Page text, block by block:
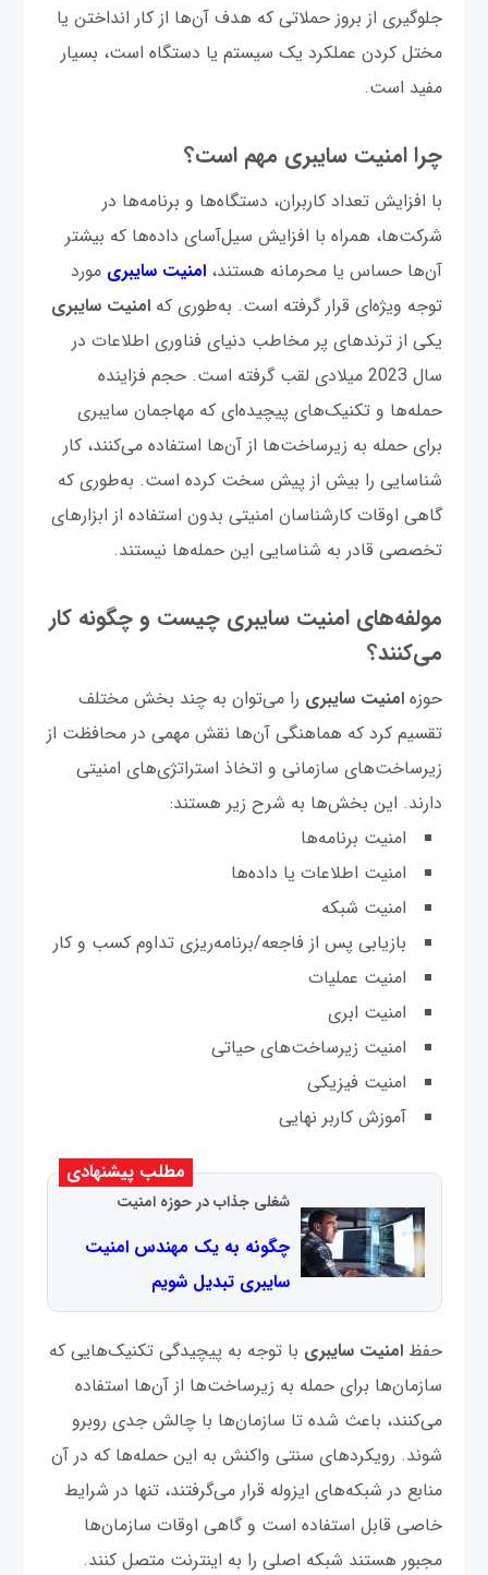
جلوگیری از بروز حملاتی که هدف آن‌ها از کار انداختن یا
مختل کردن عملکرد یک سیستم یا دستگاه است، بسیار
مفید است.
چرا امنیت سایبری مهم است؟
با افزایش تعداد کاربران، دستگاه‌ها و برنامه‌ها در
شرکت‌ها، همراه با افزایش سیل‌آسای داده‌ها که بیشتر
آن‌ها حساس یا محرمانه هستند، امنیت سایبری مورد
توجه ویژه‌ای قرار گرفته است. به‌طوری که امنیت سایبری
یکی از ترندهای پر مخاطب دنیای فناوری اطلاعات در
سال 2023 میلادی لقب گرفته است. حجم فزاینده
حمله‌ها و تکنیک‌های پیچیده‌ای که مهاجمان سایبری
برای حمله به زیرساخت‌ها از آن‌ها استفاده می‌کنند، کار
شناسایی را بیش از پیش سخت کرده است. به‌طوری که
گاهی اوقات کارشناسان امنیتی بدون استفاده از ابزارهای
تخصصی قادر به شناسایی این حمله‌ها نیستند.
مولفه‌های امنیت سایبری چیست و چگونه کار
می‌کنند؟
حوزهامنیت سایبری را می‌توان به چند بخش مختلف
تقسیم کرد که هماهنگی آن‌ها نقش مهمی در محافظت از
زیرساخت‌های سازمانی و اتخاذ استراتژی‌های امنیتی
دارند. این بخش‌ها به شرح زیر هستند:
امنیت برنامه‌ها
امنیت اطلاعات یا داده‌ها
امنیت شبکه
بازیابی پس از فاجعه/برنامه‌ریزی تداوم کسب و کار
امنیت عملیات
امنیت ابری
امنیت زیرساخت‌های حیاتی
امنیت فیزیکی
آموزش کاربر نهایی
مطلب پیشنهادی
شغلی جذاب در حوزه امنیت
چگونه به یک مهندس امنیت
سایبری تبدیل شویم
حفظ امنیت سایبری با توجه به پیچیدگی تکنیک‌هایی که
سازمان‌ها برای حمله به زیرساخت‌ها از آن‌ها استفاده
می‌کنند، باعث شده تا سازمان‌ها با چالش جدی روبرو
شوند. رویکردهای سنتی واکنش به این حمله‌ها که در آن
منابع در شبکه‌های ایزوله قرار می‌گرفتند، تنها در شرایط
خاصی قابل استفاده است و گاهی اوقات سازمان‌ها
مجبور هستند شبکه اصلی را به اینترنت متصل کنند.